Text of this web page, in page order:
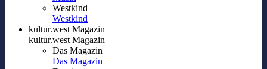
Westkind
Westkind
kultur.west Magazin
kultur.west Magazin
Das Magazin
Das Magazin